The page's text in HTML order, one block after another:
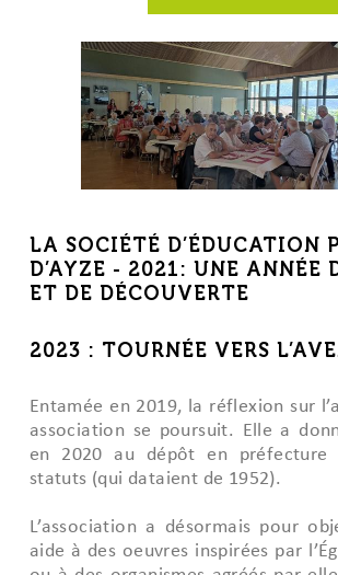
LA SOCIÉTÉ D’ÉDUCATION
D’AYZE - 2021: UNE ANNÉE
ET DE DÉCOUVERTE
2023 : TOURNÉE VERS
Entamée en 2019, la réflexion sur
association se poursuit. Elle a
en 2020 au dépôt en préfecture
statuts (qui dataient de 1952).
L’association a désormais pour
aide à des oeuvres inspirées par